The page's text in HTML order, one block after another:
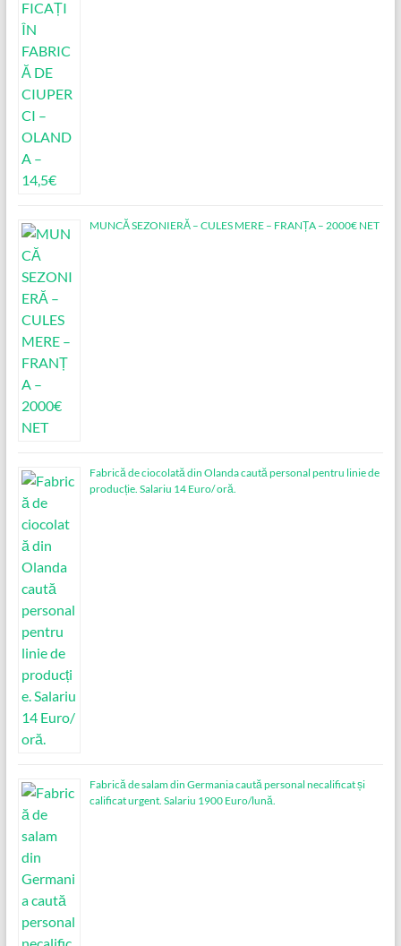
MUNCĂ SEZONIERĂ – CULES MERE – FRANȚA – 2000€ NET
Fabrică de ciocolată din Olanda caută personal pentru linie de
producție. Salariu 14 Euro/ oră.
Fabrică de salam din Germania caută personal necalificat și
calificat urgent. Salariu 1900 Euro/lună.